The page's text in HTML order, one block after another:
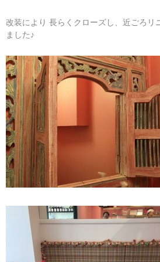
改装により 長らくクローズし、近ごろリ
ました♪